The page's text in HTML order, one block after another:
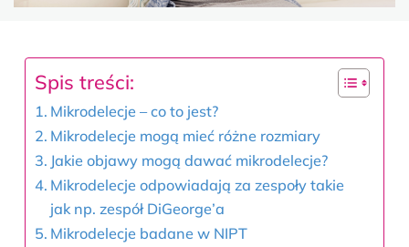
Spis treści:
Mikrodelecje – co to jest?
Mikrodelecje mogą mieć różne rozmiary
Jakie objawy mogą dawać mikrodelecje?
Mikrodelecje odpowiadają za zespoły takie
jak np. zespół DiGeorge’a
Mikrodelecje badane w NIPT